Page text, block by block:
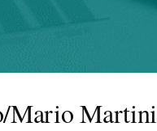
Mario Martini